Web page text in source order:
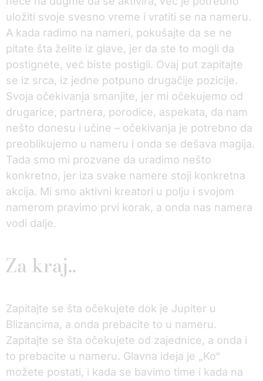
uložiti svoje svesno vreme i vratiti se na nameru.
A kada radimo na nameri, pokušajte da se ne
pitate šta želite iz glave, jer da ste to mogli da
postignete, već biste postigli. Ovaj put zapitajte
se iz srca, iz jedne potpuno drugačije pozicije.
Svoja očekivanja smanjite, jer mi očekujemo od
drugarice, partnera, porodice, aspekata, da nam
nešto donesu i učine – očekivanja je potrebno da
preoblikujemo u nameru i onda se dešava magija.
Tada smo mi prozvane da uradimo nešto
konkretno, jer iza svake namere stoji konkretna
akcija. Mi smo aktivni kreatori u polju i svojom
namerom pravimo prvi korak, a onda nas namera
vodi dalje.
Za kraj..
Zapitajte se šta očekujete dok je Jupiter u
Blizancima, a onda prebacite to u nameru.
Zapitajte se šta očekujete od zajednice, a onda i
to prebacite u nameru. Glavna ideja je „Ko“
možete postati, i kada se bavimo time i kada na